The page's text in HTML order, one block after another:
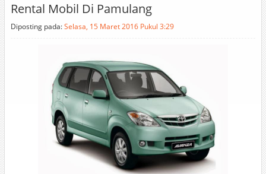
Rental Mobil Di Pamulang
Diposting pada:Selasa, 15 Maret 2016 Pukul 3:29